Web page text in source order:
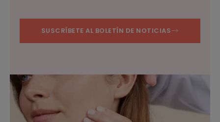
SUSCRÍBETE AL BOLETÍN DE NOTICIAS